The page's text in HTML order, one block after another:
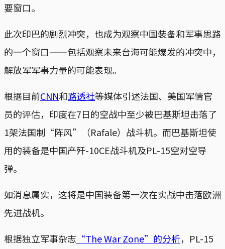
要窗口。
此次印巴的剧烈冲突，也成为观察中国装备和军事思路
的一个窗口——包括观察未来台海可能爆发的冲突中，
解放军军事力量的可能表现。
根据目前CNN和路透社等媒体引述法国、美国军情官
员的评估，印度在7日的空战中至少被巴基斯坦击落了
1架法国制“阵风”（Rafale）战斗机。而巴基斯坦使
用的装备是中国产歼-10CE战斗机及PL-15空对空导
弹。
如消息属实，这将是中国装备第一次在实战中击落欧洲
先进战机。
根据独立军事杂志 “The War Zone”的分析，PL-15